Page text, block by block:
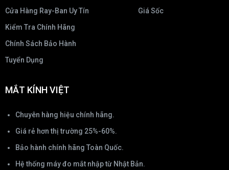
Cửa Hàng Ray-Ban Uy Tín
Kiểm Tra Chính Hãng
Chính Sách Bảo Hành
Tuyển Dụng
Giá Sốc
MẮT KÍNH VIỆT
Chuyên hàng hiệu chính hãng.
Giá rẻ hơn thị trường 25%-60%.
Bảo hành chính hãng Toàn Quốc.
Hệ thống máy đo mắt nhập từ Nhật Bản.